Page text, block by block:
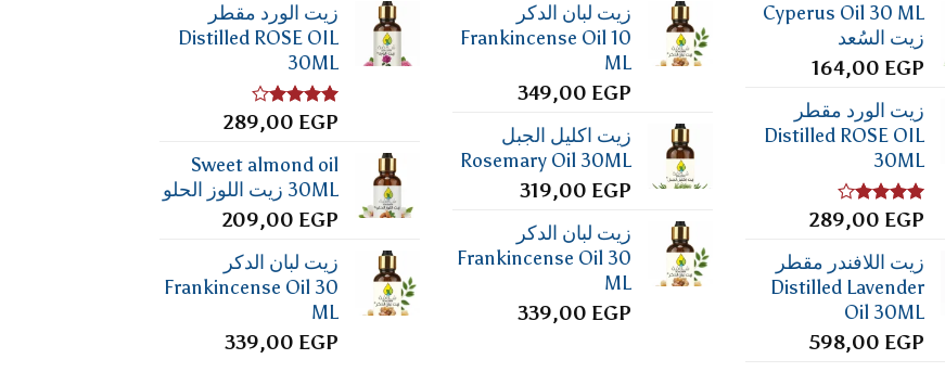
Cyperus Oil 30 ML
زيت السُعد
164,00 EGP
زيت الورد مقطر
Distilled ROSE OIL
30ML
تم
من
5
289,00 EGP
زيت اللافندر مقطر
Distilled Lavender
Oil 30ML
598,00 EGP
زيت لبان الدكر
Frankincense Oil 10
ML
349,00 EGP
زيت اكليل الجبل
Rosemary Oil 30ML
319,00 EGP
زيت لبان الدكر
Frankincense Oil 30
ML
339,00 EGP
زيت الورد مقطر
Distilled ROSE OIL
30ML
تم
4.00
5
289,00 EGP
Sweet almond oil
30ML زيت اللوز الحلو
209,00 EGP
زيت لبان الدكر
Frankincense Oil 30
ML
339,00 EGP